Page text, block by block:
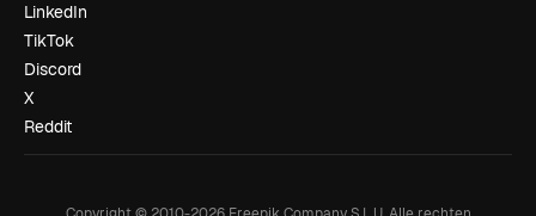
LinkedIn
TikTok
Discord
X
Reddit